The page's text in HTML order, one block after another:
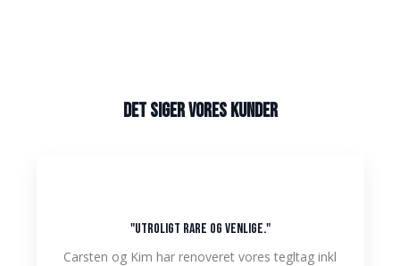
Det siger vores kunder​
"utroligt rare og venlige."
Carsten og Kim har renoveret vores tegltag inkl